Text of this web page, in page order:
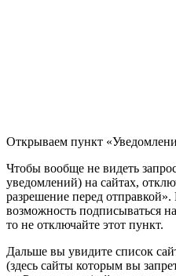
Открываем пункт
Чтобы вообще не видеть
уведомлений) на сайтах,
разрешение перед отправкой».
возможность подписываться
то не отключайте этот пункт.
Дальше вы увидите список
(здесь сайты которым вы